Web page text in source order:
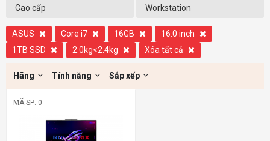
Cao cấp Workstation
ASUS Core i7 16GB
16.0 inch
1TB SSD
2.0kg<2.4kg Xóa tất cả
Hãng Tính năng Sắp xếp
MÃ SP: 0